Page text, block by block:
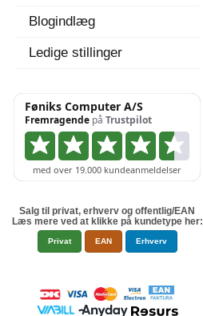
Blogindlæg
Ledige stillinger
Salg til privat, erhverv og offentlig/EAN
Læs mere ved at klikke på kundetype her:
Privat EAN Erhverv